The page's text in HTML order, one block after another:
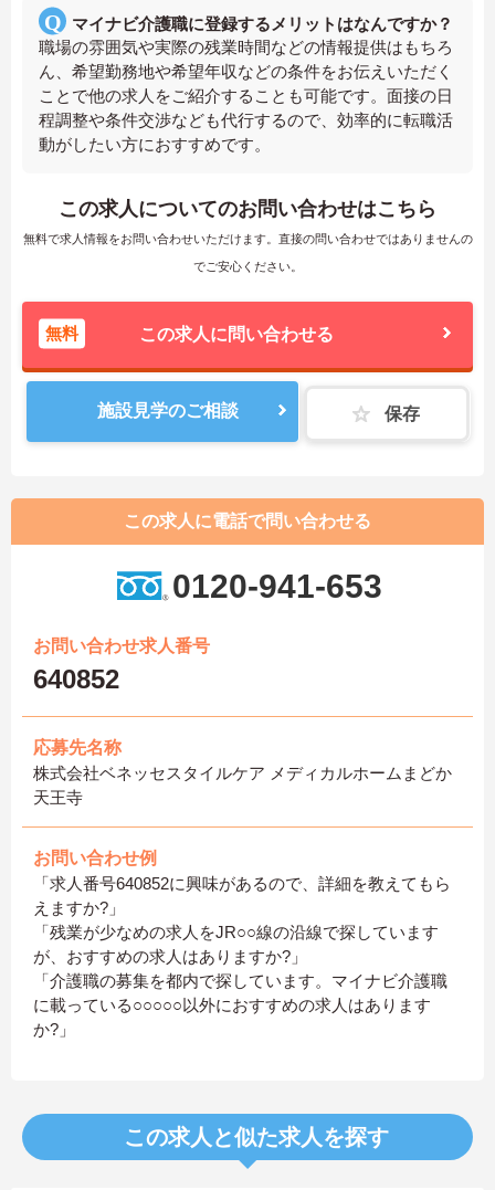
マイナビ介護職に登録するメリットはなんですか？
職場の雰囲気や実際の残業時間などの情報提供はもちろ
ん、希望勤務地や希望年収などの条件をお伝えいただく
ことで他の求人をご紹介することも可能です。面接の日
程調整や条件交渉なども代行するので、効率的に転職活
動がしたい方におすすめです。
この求人についてのお問い合わせはこちら
無料で求人情報をお問い合わせいただけます。直接の問い合わせではありませんの
でご安心ください。
無料 この求人に問い合わせる
施設見学のご相談 保存
この求人に電話で問い合わせる
0120-941-653
お問い合わせ求人番号
640852
応募先名称
株式会社ベネッセスタイルケア メディカルホームまどか
天王寺
お問い合わせ例
「求人番号640852に興味があるので、詳細を教えてもら
えますか?」
「残業が少なめの求人をJR○○線の沿線で探しています
が、おすすめの求人はありますか?」
「介護職の募集を都内で探しています。マイナビ介護職
に載っている○○○○○以外におすすめの求人はあります
か?」
この求人と似た求人を探す